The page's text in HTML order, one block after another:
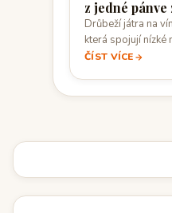
z jedné pánve
Drůbeží játra na
která spojují nízké
ČÍST VÍCE